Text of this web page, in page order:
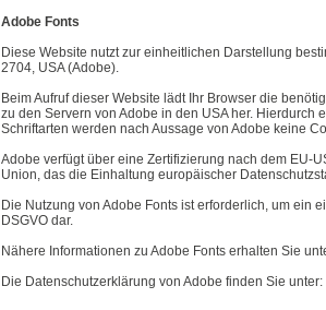
Adobe Fonts
Diese Website nutzt zur einheitlichen Darstellung
2704, USA (Adobe).
Beim Aufruf dieser Website lädt Ihr Browser die
zu den Servern von Adobe in den USA her.
Schriftarten werden nach Aussage von Adobe keine
Adobe verfügt über eine Zertifizierung nach dem EU-
Union, das die Einhaltung europäischer
Die Nutzung von Adobe Fonts ist erforderlich, um ein
DSGVO dar.
Nähere Informationen zu Adobe Fonts erhalten Sie
Die Datenschutzerklärung von Adobe finden Sie